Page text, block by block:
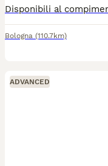
Bologna (110.7km)
ADVANCED